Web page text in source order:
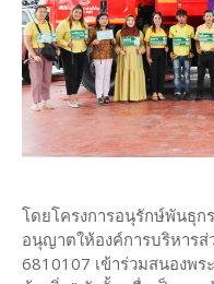
โดยโครงการอนุรักษ์พันธุก
อนุญาตให้องค์การบริหาร
6810107 เข้าร่วมสนองพร